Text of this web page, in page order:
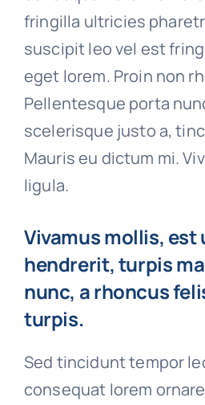
fringilla ultricies
suscipit leo vel est
eget lorem. Proin non
Pellentesque porta
scelerisque justo a,
Mauris eu dictum mi.
ligula.
Vivamus mollis, est
hendrerit, turpis
nunc, a rhoncus
turpis.
Sed tincidunt tempor
consequat lorem